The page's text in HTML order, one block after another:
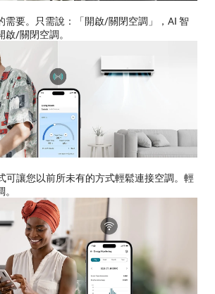
需要。只需說：「開啟/關閉空調」，AI 智
/關閉空調。
可讓您以前所未有的方式輕鬆連接空調。輕